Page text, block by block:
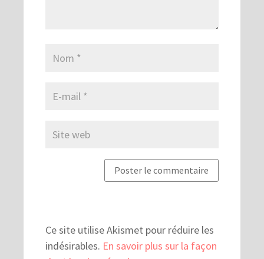
Ce site utilise Akismet pour réduire les
indésirables. En savoir plus sur la façon